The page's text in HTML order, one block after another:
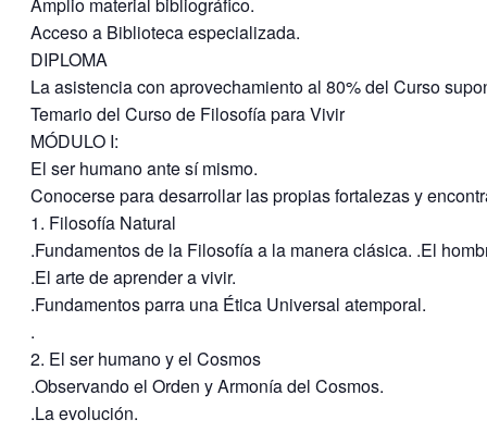
Amplio material bibliográfico.
Acceso a Biblioteca especializada.
DIPLOMA
La asistencia con aprovechamiento al 80% del Curso
Temario del Curso de Filosofía para Vivir
MÓDULO I:
El ser humano ante sí mismo.
Conocerse para desarrollar las propias fortalezas y
1. Filosofía Natural
.Fundamentos de la Filosofía a la manera clásica. .El
.El arte de aprender a vivir.
.Fundamentos parra una Ética Universal atemporal.
.
2. El ser humano y el Cosmos
.Observando el Orden y Armonía del Cosmos.
.La evolución.